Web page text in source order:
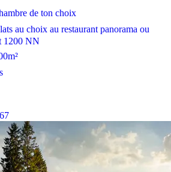
de ton choix
au choix au restaurant panorama ou
1200 NN